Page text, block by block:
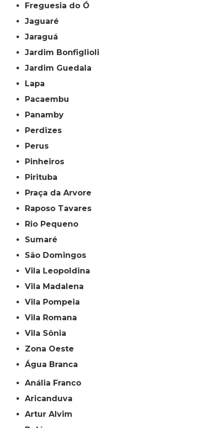
Freguesia do Ó
Jaguaré
Jaraguá
Jardim Bonfiglioli
Jardim Guedala
Lapa
Pacaembu
Panamby
Perdizes
Perus
Pinheiros
Pirituba
Praça da Arvore
Raposo Tavares
Rio Pequeno
Sumaré
São Domingos
Vila Leopoldina
Vila Madalena
Vila Pompeia
Vila Romana
Vila Sônia
Zona Oeste
Água Branca
Anália Franco
Aricanduva
Artur Alvim